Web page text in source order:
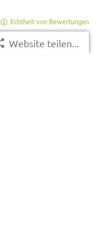
Echtheit von Bewertungen
Website teilen...